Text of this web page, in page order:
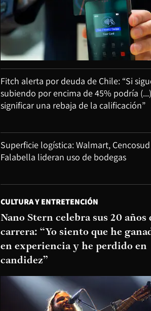
Fitch alerta por deuda de Chile: “Si
subiendo por encima de 45% podría (...)
significar una rebaja de la calificación”
Superficie logística: Walmart,
Falabella lideran uso de bodegas
CULTURA Y ENTRETENCIÓN
Nano Stern celebra sus 20 años
carrera: “Yo siento que he
en experiencia y he perdido en
candidez”